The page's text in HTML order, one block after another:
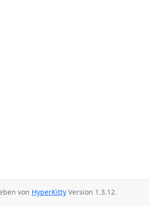
von HyperKittyVersion 1.3.12.